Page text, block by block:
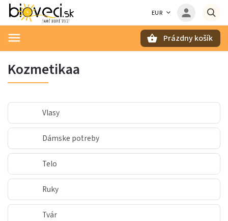
EUR
Prázdny košík
Kozmetikaa
Vlasy
Dámske potreby
Telo
Ruky
Tvár